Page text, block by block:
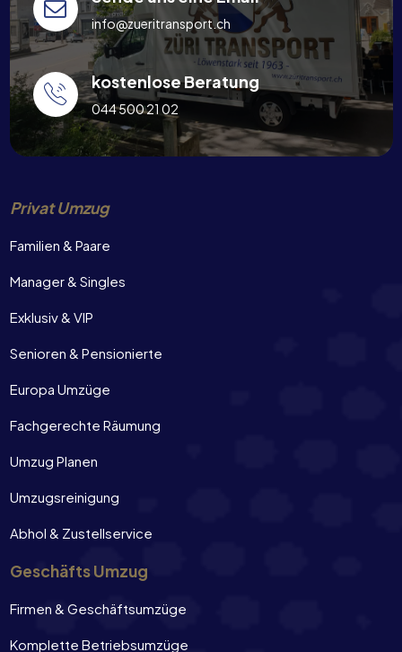
info@zueritransport.ch
kostenlose Beratung
044 500 21 02
Privat Umzug
Familien & Paare
Manager & Singles
Exklusiv & VIP
Senioren & Pensionierte
Europa Umzüge
Fachgerechte Räumung
Umzug Planen
Umzugsreinigung
Abhol & Zustellservice
Geschäfts Umzug
Firmen & Geschäftsumzüge
Komplette Betriebsumzüge